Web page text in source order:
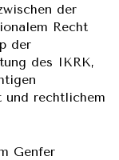
der
Recht
der
des IKRK,
und rechtlichem
Genfer